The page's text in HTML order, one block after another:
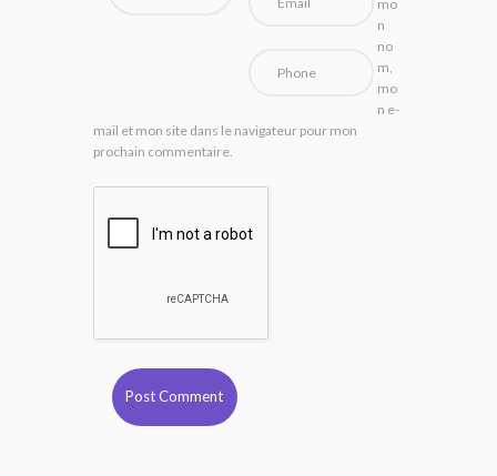
mo
n
no
m,
mo
n e-
mail et mon site dans le navigateur pour mon
prochain commentaire.